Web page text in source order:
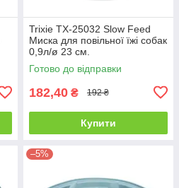
Trixie TX-25032 Slow Feed
Миска для повільної їжі собак
0,9л/ø 23 см.
Готово до відправки
182,40 ₴ 192 ₴
Купити
–5%